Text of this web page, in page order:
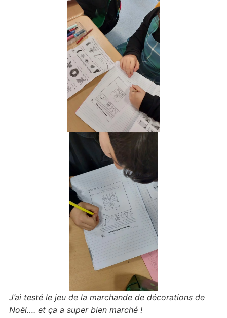
J’ai testé le jeu de la marchande de décorations de
Noël…. et ça a super bien marché !